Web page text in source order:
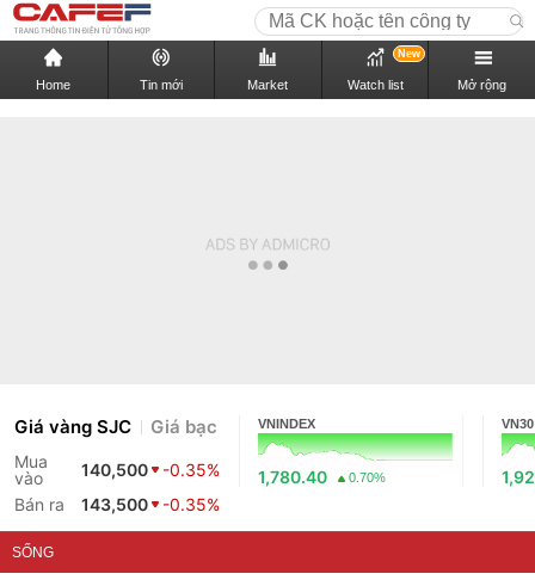
Home Tin mới Market Watch list
New
Mở rộng
Giá vàng SJC Giá bạc
Mua
vào
140,500
-0.35%
Bán ra
143,500 -0.35%
VNINDEX
1,780.40 0.70%
VN30
SỐNG